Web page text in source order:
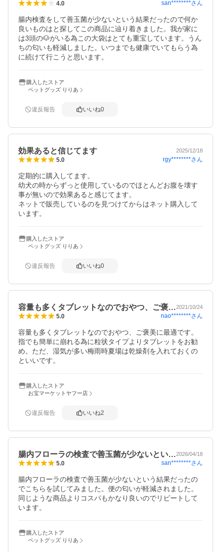
4.0 san********さん
腸内検査をして善玉菌が少ないという結果だったので何か
良いものはと探してこの商品に辿り着きました。我が家に
は3頭の🐶がいる為この大袋はとても重宝しています。うん
ちの匂いも軽減しました。いつまでも健康でいてもらう為
に続けて行こうと思います。
購入したストア
ペットグッズ りりあ
違反報告 いいね0
効果あると信じてます 2025/12/18
5.0 rgy********さん
定期的に購入してます。
幼犬の時からずっと使用しているのでほとんどお腹を壊す
事が無いので効果あると感じてます。
ネットで販売しているのを見つけてからはネット購入して
います。
購入したストア
ペットグッズ りりあ
違反報告 いいね0
容量も多くタブレットなのでおやつ、ご褒…2021/10/24
5.0 nao********さん
容量も多くタブレットなのでおやつ、ご褒美に最適です。
指でも簡単に崩れる為に粒状タイプよりタブレットをお勧
め。ただ、湿気が多い梅雨時夏場は乾燥剤を入れておくの
といいです。
購入したストア
お宝マーケットヤフー店
違反報告 いいね2
腸内フローラの検査で善玉菌が少ないとい…2026/04/18
5.0 san********さん
腸内フローラの検査で善玉菌が少ないという結果だったの
でこちらを試してみました。便の匂いが軽減されました。
同じような商品よりコスパもかなり良いのでリピートして
います。
購入したストア
ペットグッズ りりあ